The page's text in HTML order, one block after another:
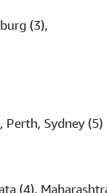
(3),
Perth, Sydney (5)
(4),